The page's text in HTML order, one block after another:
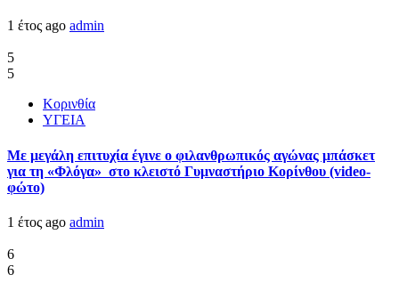
1 έτος ago admin
5
5
Κορινθία
ΥΓΕΙΑ
Με μεγάλη επιτυχία έγινε ο φιλανθρωπικός αγώνας μπάσκετ
για τη «Φλόγα» στο κλειστό Γυμναστήριο Κορίνθου (video-
φώτο)
1 έτος ago admin
6
6